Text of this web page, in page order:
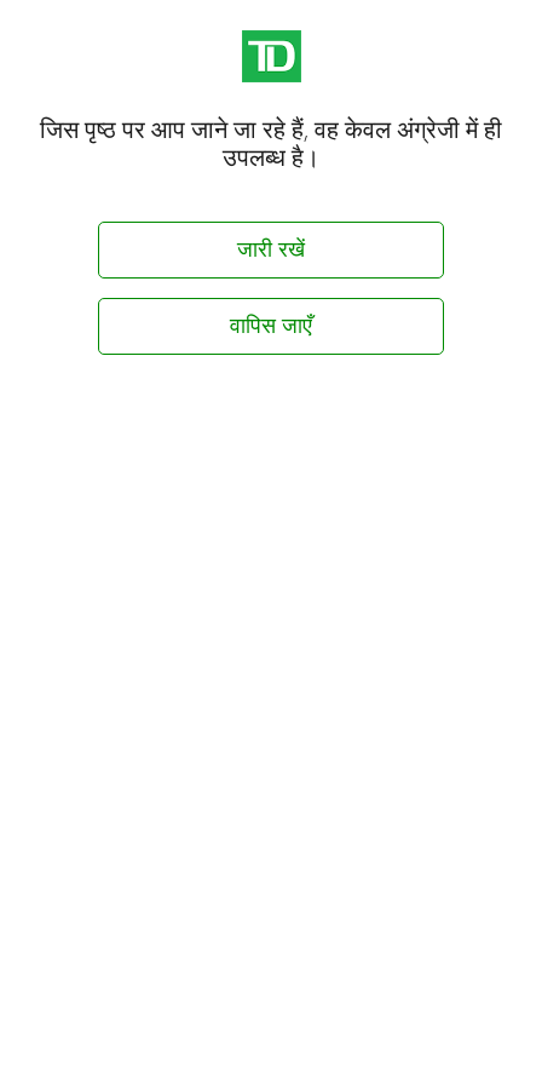
जिस पृष्ठ पर आप जाने जा रहे हैं, वह केवल अंग्रेजी में ही
उपलब्ध है।
जारी रखें
वापिस जाएँ